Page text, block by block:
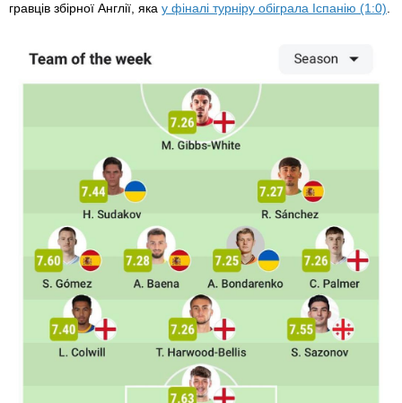
гравців збірної Англії, яка у фіналі турніру обіграла Іспанію (1:0).